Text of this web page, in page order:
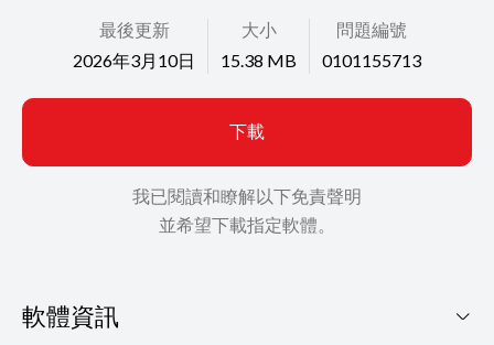
最後更新
2026年3月10日
大小
15.38 MB
問題編號
0101155713
下載
我已閱讀和瞭解以下免責聲明
並希望下載指定軟體。
軟體資訊